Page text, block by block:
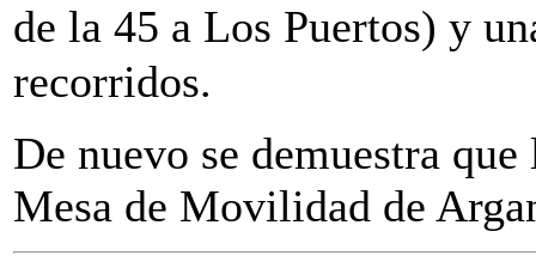
de la 45 a Los Puertos) y
recorridos.
De nuevo se demuestra
Mesa de Movilidad de